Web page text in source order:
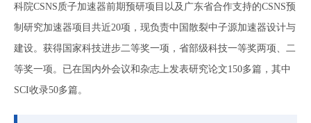
科院CSNS质子加速器前期预研项目以及广东省合作支持的CSNS预
制研究加速器项目共近20项，现负责中国散裂中子源加速器设计与
建设。获得国家科技进步二等奖一项，省部级科技一等奖两项、二
等奖一项。已在国内外会议和杂志上发表研究论文150多篇，其中
SCI收录50多篇。